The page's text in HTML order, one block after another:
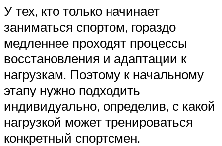
У тех, кто только начинает
заниматься спортом, гораздо
медленнее проходят процессы
восстановления и адаптации к
нагрузкам. Поэтому к начальному
этапу нужно подходить
индивидуально, определив, с какой
нагрузкой может тренироваться
конкретный спортсмен.